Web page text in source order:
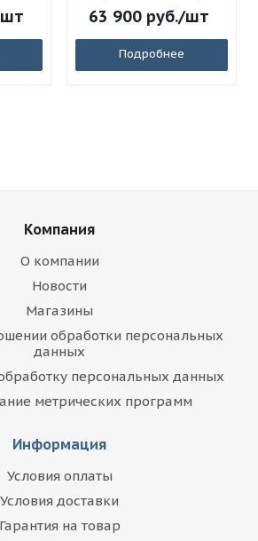
63 900руб./шт
Подробнее
Компания
О компании
Новости
Магазины
обработки персональных
данных
персональных данных
метрических программ
Информация
Условия оплаты
Условия доставки
Гарантия на товар